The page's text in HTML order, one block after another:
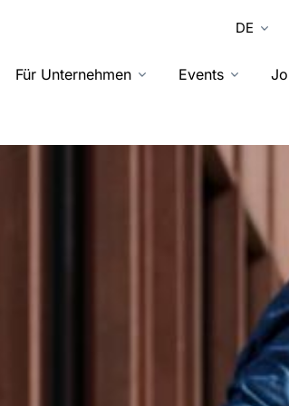
DE
Für Unternehmen Events